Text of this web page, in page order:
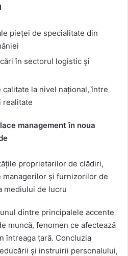
pieței de specialitate din
în sectorul logistic și
la nivel național, între
realitate
management în noua
proprietarilor de clădiri,
managerilor și furnizorilor de
mediului de lucru
dintre principalele accente
muncă, fenomen ce afectează
întreaga țară. Concluzia
și instruirii personalului,